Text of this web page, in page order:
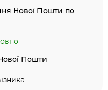
Нової Пошти по
Пошти